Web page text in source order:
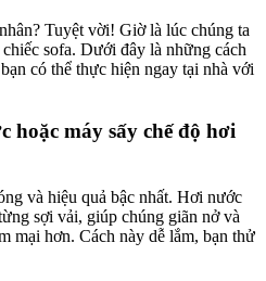
Tuyệt vời! Giờ là lúc chúng ta
sofa. Dưới đây là những cách
có thể thực hiện ngay tại nhà với
hoặc máy sấy chế độ hơi
và hiệu quả bậc nhất. Hơi nước
sợi vải, giúp chúng giãn nở và
mại hơn. Cách này dễ lắm, bạn thử